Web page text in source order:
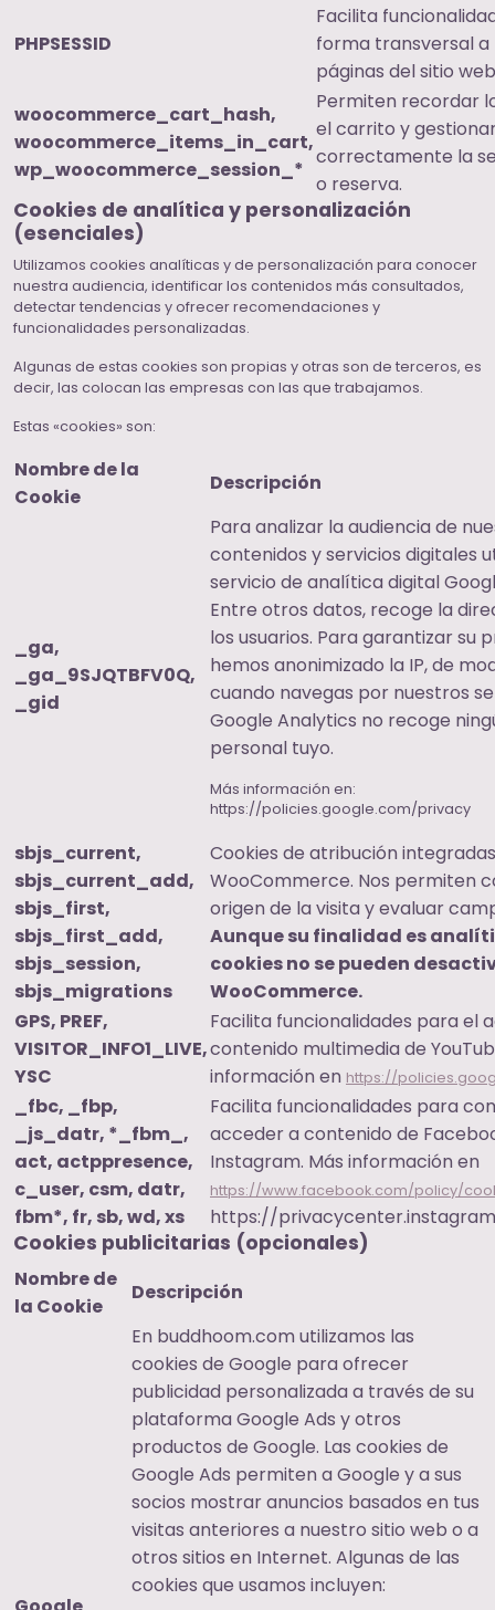
PHPSESSID
Facilita
forma transversal a
páginas del sitio
woocommerce_cart_hash,
woocommerce_items_in_cart,
wp_woocommerce_session_*
Permiten recordar
el carrito y
correctamente la
o reserva.
Cookies de analítica y personalización
(esenciales)
Utilizamos cookies analíticas y de personalización para conocer
nuestra audiencia, identificar los contenidos más consultados,
detectar tendencias y ofrecer recomendaciones y
funcionalidades personalizadas.
Algunas de estas cookies son propias y otras son de terceros, es
decir, las colocan las empresas con las que trabajamos.
Estas «cookies» son:
Nombre de la
Cookie
Descripción
_ga,
_ga_9SJQTBFV0Q,
_gid
Para analizar la audiencia de
contenidos y servicios digitales
servicio de analítica digital
Entre otros datos, recoge la
los usuarios. Para garantizar su
hemos anonimizado la IP, de
cuando navegas por nuestros
Google Analytics no recoge
personal tuyo.
Más información en:
https://policies.google.com/privacy
sbjs_current,
sbjs_current_add,
sbjs_first,
sbjs_first_add,
sbjs_session,
sbjs_migrations
Cookies de atribución
WooCommerce. Nos permiten
origen de la visita y evaluar
Aunque su finalidad es
cookies no se pueden
WooCommerce.
GPS, PREF,
VISITOR_INFO1_LIVE,
YSC
Facilita funcionalidades para el
contenido multimedia de
información en https://
_fbc, _fbp,
_js_datr, *_fbm_,
act, actppresence,
c_user, csm, datr,
fbm*, fr, sb, wd, xs
Facilita funcionalidades para
acceder a contenido de
Instagram. Más información en
https://www.facebook.com/policy/
https://
Cookies publicitarias (opcionales)
Nombre de
la Cookie
Descripción
En buddhoom.com utilizamos las
cookies de Google para ofrecer
publicidad personalizada a través de su
plataforma Google Ads y otros
productos de Google. Las cookies de
Google Ads permiten a Google y a sus
socios mostrar anuncios basados en tus
visitas anteriores a nuestro sitio web o a
otros sitios en Internet. Algunas de las
cookies que usamos incluyen: